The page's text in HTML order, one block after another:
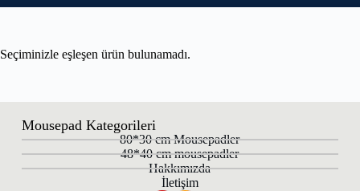
Seçiminizle eşleşen ürün bulunamadı.
Mousepad Kategorileri
80*30 cm Mousepadler
48*40 cm mousepadler
Hakkımızda
İletişim